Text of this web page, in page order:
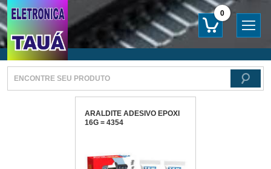
0
ARALDITE ADESIVO EPOXI
16G = 4354